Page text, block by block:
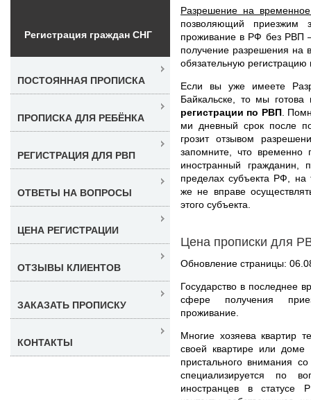
Разрешение на
позволяющий приезжим
проживание в РФ без РВП
получение разрешения на
обязательную
Если вы уже имеете
Байкальске, то мы
регистрации по РВП.
ми дневный срок после
грозит отзывом
запомните, что
иностранный гражданин,
пределах субъекта РФ, на
же не вправе
этого субъекта.
Цена прописки для
Обновление страницы:
Государство в последнее
сфере получения
проживание.
Многие хозяева квартир
своей квартире или доме
пристального внимания
специализируется по
иностранцев в
Регистрация граждан СНГ
ПОСТОЯННАЯ ПРОПИСКА
ПРОПИСКА ДЛЯ РЕБЁНКА
РЕГИСТРАЦИЯ ДЛЯ РВП
ОТВЕТЫ НА ВОПРОСЫ
ЦЕНА РЕГИСТРАЦИИ
ОТЗЫВЫ КЛИЕНТОВ
ЗАКАЗАТЬ ПРОПИСКУ
КОНТАКТЫ